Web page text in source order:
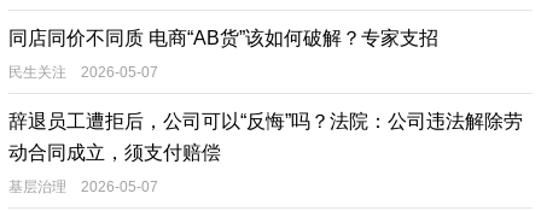
同店同价不同质 电商“AB货”该如何破解？专家支招
民生关注 2026-05-07
辞退员工遭拒后，公司可以“反悔”吗？法院：公司违法解除劳
动合同成立，须支付赔偿
基层治理 2026-05-07